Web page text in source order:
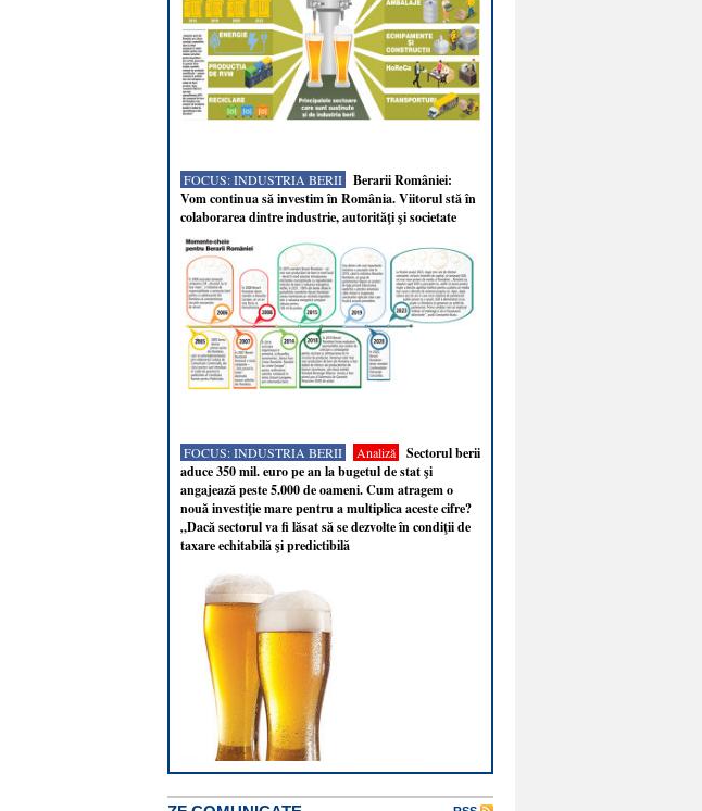
FOCUS: INDUSTRIA BERII
Berarii României:
Vom continua să investim în România. Viitorul stă în
colaborarea dintre industrie, autorităţi şi societate
FOCUS: INDUSTRIA BERII Analiză
Sectorul berii
aduce 350 mil. euro pe an la bugetul de stat şi
angajează peste 5.000 de oameni. Cum atragem o
nouă investiţie mare pentru a multiplica aceste cifre?
„Dacă sectorul va fi lăsat să se dezvolte în condiţii de
taxare echitabilă şi predictibilă